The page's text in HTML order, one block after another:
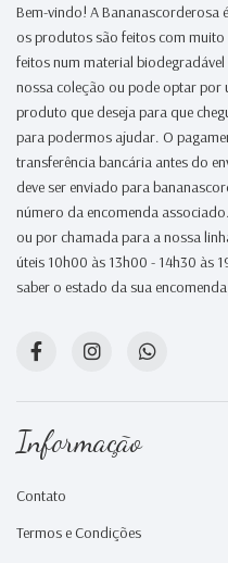
Bem-vindo! A Bananascorderosa
os produtos são feitos com
feitos num material
nossa coleção ou pode optar por
produto que deseja para que
para podermos ajudar. O
transferência bancária antes do
deve ser enviado para
número da encomenda
ou por chamada para a nossa
úteis 10h00 às 13h00 - 14h30 às
saber o estado da sua
Informação
Contato
Termos e Condições